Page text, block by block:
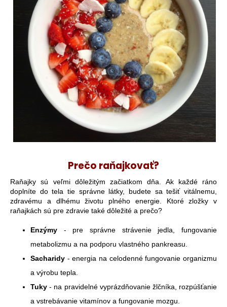
Prečo raňajkovať?
Raňajky sú veľmi dôležitým začiatkom dňa. Ak každé ráno
doplníte do tela tie správne látky, budete sa tešiť vitálnemu,
zdravému a dlhému životu plného energie. Ktoré zložky v
raňajkách sú pre zdravie také dôležité a prečo?
Enzýmy - pre správne strávenie jedla, fungovanie
metabolizmu a na podporu vlastného pankreasu.
Sacharidy - energia na celodenné fungovanie organizmu
a výrobu tepla.
Tuky- na pravidelné vyprázdňovanie žlčníka, rozpúšťanie
a vstrebávanie vitamínov a fungovanie mozgu.